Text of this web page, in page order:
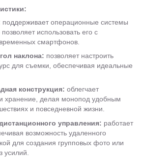
поддерживает операционные системы
использовать его с
смартфонов.
наклона: позволяет настроить
для съемки, обеспечивая идеальные
конструкция: облегчает
хранение, делая монопод удобным
и повседневной жизни.
управления: работает
возможность удаленного
для создания групповых фото или
усилий.